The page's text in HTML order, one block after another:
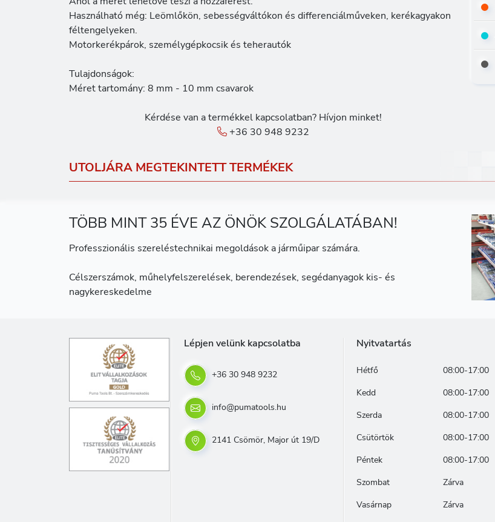
Használható még: Leömlőkön, sebességváltókon és differenciálműveken, kerékagyakon
féltengelyeken.
Motorkerékpárok, személygépkocsik és teherautók
Tulajdonságok:
Méret tartomány: 8 mm - 10 mm csavarok
Kérdése van a termékkel kapcsolatban? Hívjon minket!
+36 30 948 9232
UTOLJÁRA MEGTEKINTETT TERMÉKEK
TÖBB MINT 35 ÉVE AZ ÖNÖK SZOLGÁLATÁBAN!
Professzionális szereléstechnikai megoldások a járműipar számára.
Célszerszámok, műhelyfelszerelések, berendezések, segédanyagok kis- és
nagykereskedelme
Lépjen velünk kapcsolatba
+36 30 948 9232
info@pumatools.hu
2141 Csömör, Major út 19/D
Nyitvatartás
Hétfő
08:00-17:00
Kedd
08:00-17:00
Szerda
08:00-17:00
Csütörtök
08:00-17:00
Péntek
08:00-17:00
Szombat
Zárva
Vasárnap
Zárva